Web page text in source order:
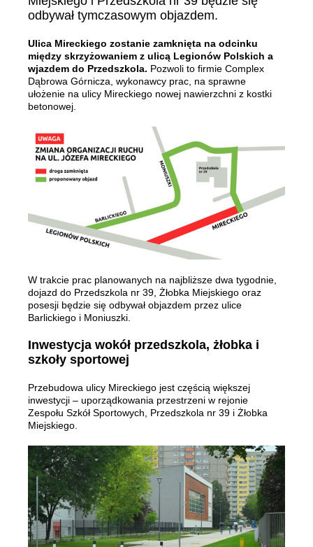
odbywał tymczasowym objazdem.
Ulica Mireckiego zostanie zamknięta na odcinku
między skrzyżowaniem z ulicą Legionów Polskich a
wjazdem do Przedszkola. Pozwoli to firmie Complex
Dąbrowa Górnicza, wykonawcy prac, na sprawne
ułożenie na ulicy Mireckiego nowej nawierzchni z kostki
betonowej.
W trakcie prac planowanych na najbliższe dwa tygodnie,
dojazd do Przedszkola nr 39, Żłobka Miejskiego oraz
posesji będzie się odbywał objazdem przez ulice
Barlickiego i Moniuszki.
Inwestycja wokół przedszkola, żłobka i
szkoły sportowej
Przebudowa ulicy Mireckiego jest częścią większej
inwestycji – uporządkowania przestrzeni w rejonie
Zespołu Szkół Sportowych, Przedszkola nr 39 i Żłobka
Miejskiego.